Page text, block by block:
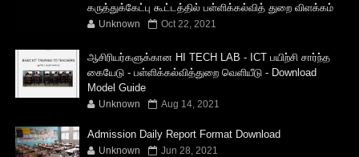
கருத்துக்கேட்பு கூட்டத்தில் பள்ளிக்கல்வித் துறை விளக்கம்
Unknown Oct 22, 2021
ஆசிரியர்களுக்கான HI TECH LAB - ICT பயிற்சி சார்ந்த
கையேடு - பள்ளிக்கல்வித்துறை வெளியீடு - Download
Model Guide
Unknown Aug 14, 2021
Admission Daily Report Format Download
Unknown Jun 28, 2021